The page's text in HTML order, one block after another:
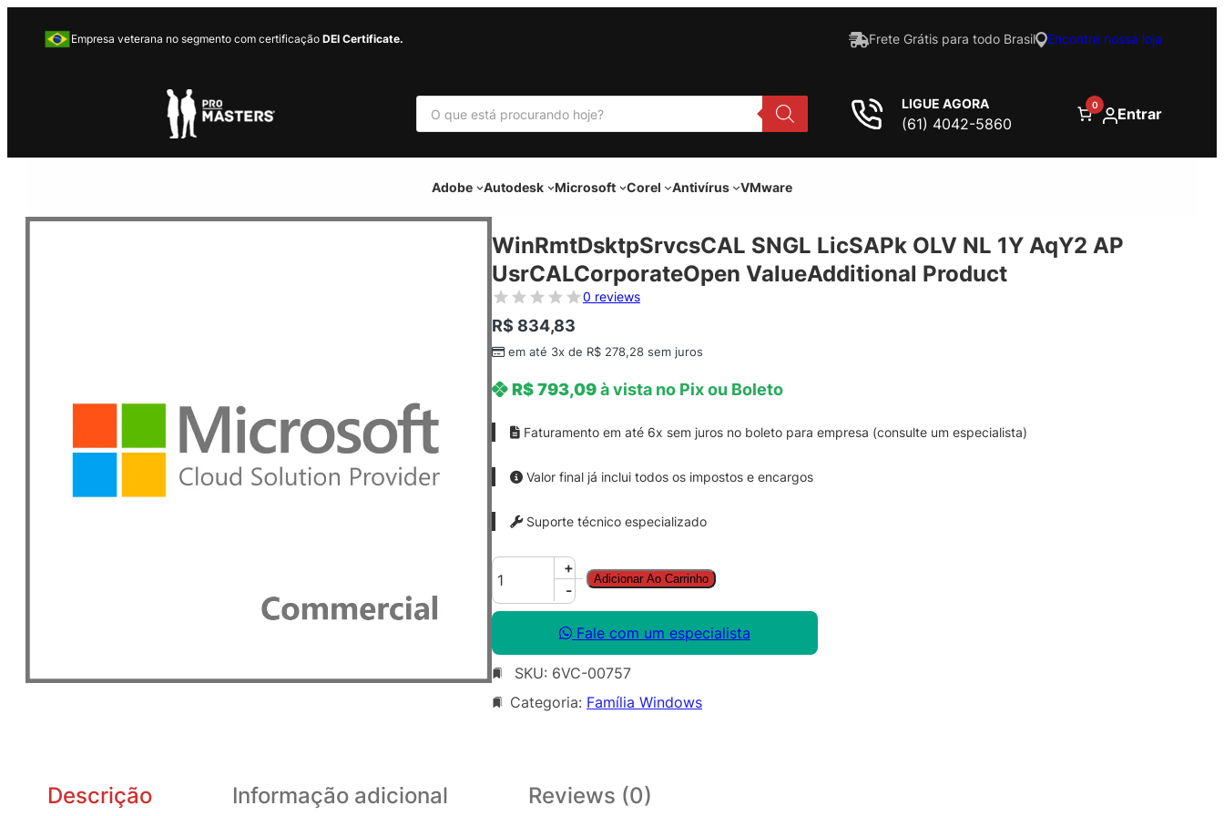
Empresa veterana no segmento com certificação DEI Certificate. Frete Grátis para todo Brasil Encontre nossa loja
P
s
u
r
LIGUE AGORA
(61) 4042-5860
0 Entrar
Adobe Autodesk Microsoft Corel Antivírus VMware
WinRmtDsktpSrvcsCAL SNGL LicSAPk OLV NL 1Y AqY2 AP
UsrCALCorporateOpen ValueAdditional Product
0 reviews
R$ 834,83
em até 3x de R$ 278,28 sem juros
R$793,09à vista no Pix ou Boleto
Faturamento em até 6x sem juros no boleto para empresa (consulte um especialista)
Valor final já inclui todos os impostos e encargos
Suporte técnico especializado
W
n
m
t
D
+
-
Adicionar Ao Carrinho
Fale com um especialista
SKU: 6VC-00757
Categoria: Família Windows
Descrição Informação adicional Reviews (0)